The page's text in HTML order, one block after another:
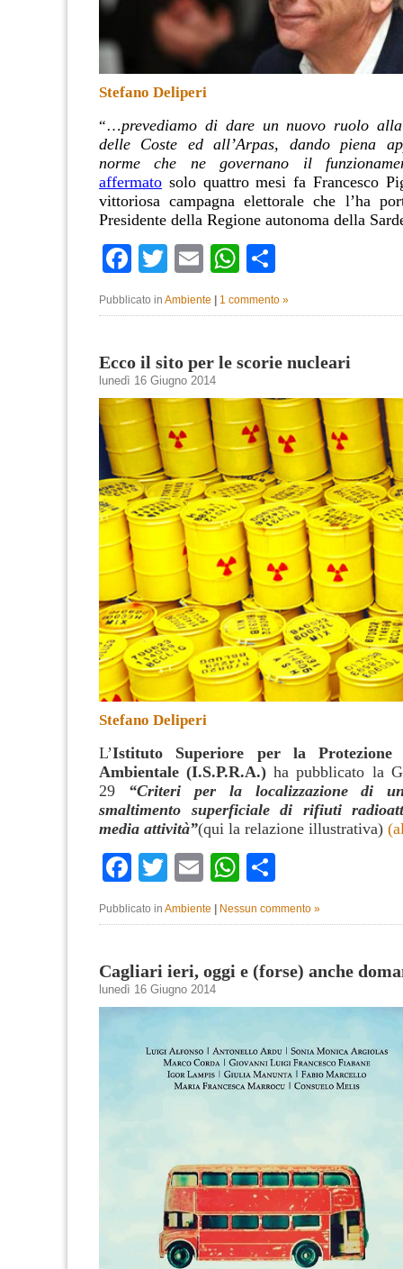
Stefano Deliperi
“…prevediamo di dare un nuovo ruolo
delle Coste ed all’Arpas, dando piena
norme che ne governano il
affermato solo quattro mesi fa Francesco
vittoriosa campagna elettorale che l’ha
Presidente della Regione autonoma della
Facebook
TwitterEmailWhatsApp
Pubblicato in Ambiente | 1 commento »
Ecco il sito per le scorie nucleari
lunedì 16 Giugno 2014
Stefano Deliperi
L’Istituto Superiore per la
Ambientale (I.S.P.R.A.) ha pubblicato la
29 “Criteri per la localizzazione di
smaltimento superficiale di rifiuti
media attività”(qui la relazione illustrativa)
Facebook
Twitter
EmailWhatsApp
Pubblicato in Ambiente | Nessun commento »
Cagliari ieri, oggi e (forse) anche
lunedì 16 Giugno 2014